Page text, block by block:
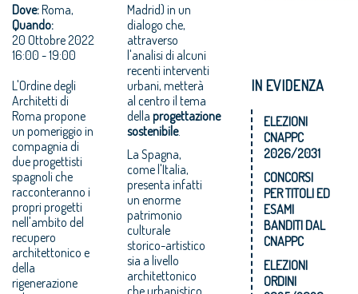
Dove:Roma,
Quando:
20 Ottobre 2022
16:00 - 19:00
L'Ordine degli
Architetti di
Roma propone
un pomeriggio in
compagnia di
due progettisti
spagnoli che
racconteranno i
propri progetti
nell'ambito del
recupero
architettonico e
della
rigenerazione
Madrid) in un
dialogo che,
attraverso
l'analisi di alcuni
recenti interventi
urbani, metterà
al centro il tema
dellaprogettazione
sostenibile.
La Spagna,
come l'Italia,
presenta infatti
un enorme
patrimonio
culturale
storico-artistico
sia a livello
architettonico
che urbanistico.
IN EVIDENZA
ELEZIONI
CNAPPC
2026/2031
CONCORSI
PER TITOLI ED
ESAMI
BANDITI DAL
CNAPPC
ELEZIONI
ORDINI